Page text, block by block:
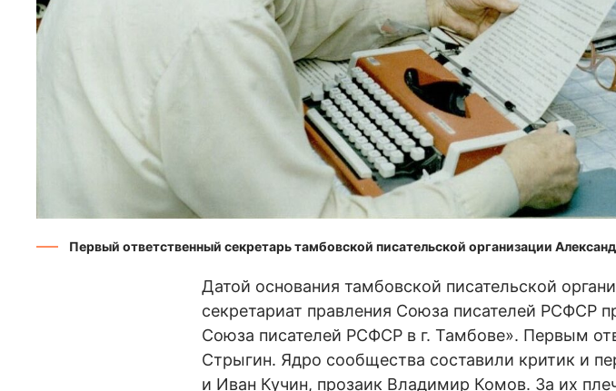
Первый ответственный секретарь тамбовской писательской организации
Датой основания тамбовской писательской
секретариат правления Союза писателей РСФСР
Союза писателей РСФСР в г. Тамбове». Первым
Стрыгин. Ядро сообщества составили критик и
и Иван Кучин, прозаик Владимир Комов. За их